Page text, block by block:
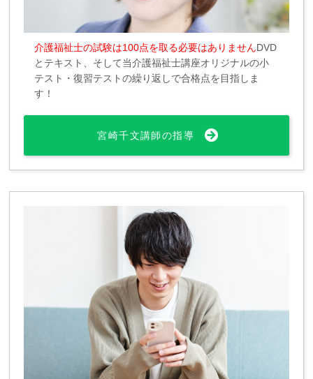
介護福祉士の試験は100点を取る必要はありませんDVD
とテキスト、そして当介護福祉士講座オリジナルの小
テスト・復習テストの繰り返しで合格点を目指しま
す！
宮崎千文講師の指導